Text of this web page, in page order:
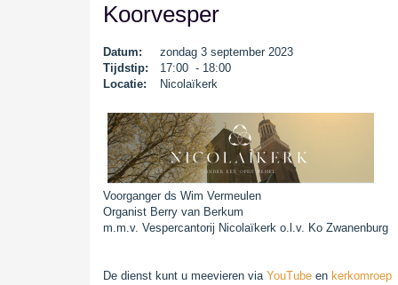
Koorvesper
Datum:
zondag 3 september 2023
Tijdstip:
17:00 - 18:00
Locatie:
Nicolaïkerk
Voorganger ds Wim Vermeulen
Organist Berry van Berkum
m.m.v. Vespercantorij Nicolaïkerk o.l.v. Ko Zwanenburg
De dienst kunt u meevieren via YouTube en kerkomroep